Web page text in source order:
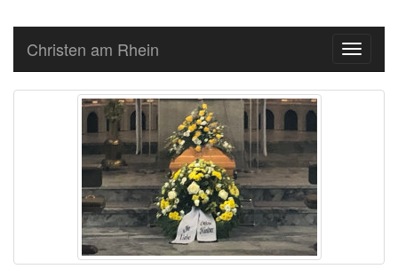
Toggle
Christen am Rhein